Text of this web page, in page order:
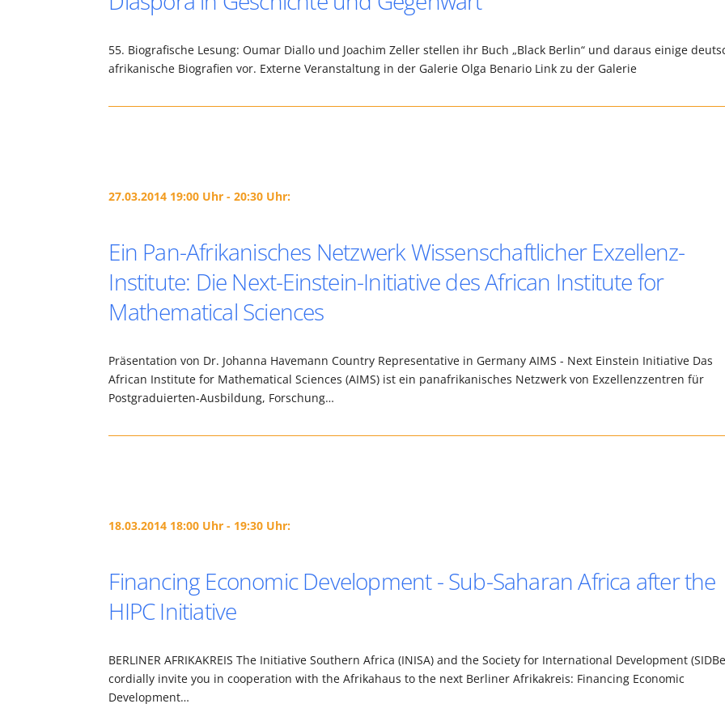
55. Biografische Lesung: Oumar Diallo und Joachim Zeller stellen ihr Buch „Black Berlin“ und daraus einige
afrikanische Biografien vor. Externe Veranstaltung in der Galerie Olga Benario Link zu der Galerie
27.03.2014 19:00 Uhr - 20:30 Uhr:
Ein Pan-Afrikanisches Netzwerk Wissenschaftlicher Exzellenz-
Institute: Die Next-Einstein-Initiative des African Institute for
Mathematical Sciences
Präsentation von Dr. Johanna Havemann Country Representative in Germany AIMS - Next Einstein Initiative Das
African Institute for Mathematical Sciences (AIMS) ist ein panafrikanisches Netzwerk von Exzellenzzentren für
Postgraduierten-Ausbildung, Forschung…
18.03.2014 18:00 Uhr - 19:30 Uhr:
Financing Economic Development - Sub-Saharan Africa after the
HIPC Initiative
BERLINER AFRIKAKREIS The Initiative Southern Africa (INISA) and the Society for International Development
cordially invite you in cooperation with the Afrikahaus to the next Berliner Afrikakreis: Financing Economic
Development…